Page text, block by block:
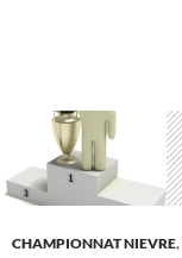
CHAMPIONNAT NIEVRE,